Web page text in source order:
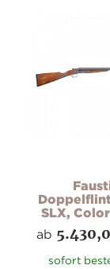
SLX,
ab
sofort